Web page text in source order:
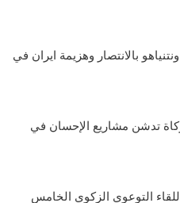
بالانتصار وهزيمة ايران في
الزكاة تدشن مشاريع الإحسان في
التوعوي الزكوي الخامس